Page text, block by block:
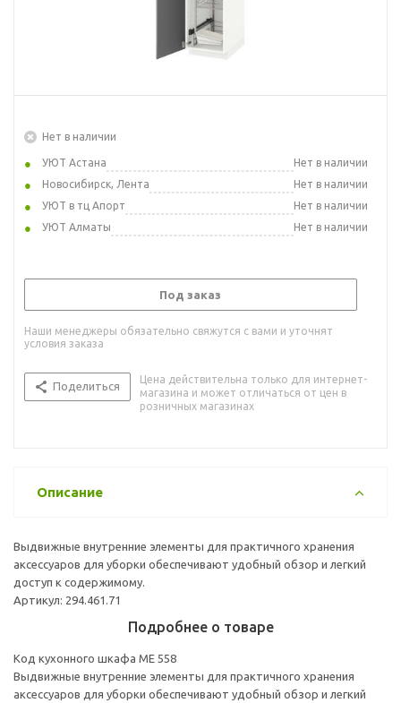
Нет в наличии
УЮТ Астана
Нет в наличии
Новосибирск, Лента
Нет в наличии
УЮТ в тц Апорт
Нет в наличии
УЮТ Алматы
Нет в наличии
Под заказ
Наши менеджеры обязательно свяжутся с вами и уточнят
условия заказа
Поделиться
Цена действительна только для интернет-
магазина и может отличаться от цен в
розничных магазинах
Описание
Выдвижные внутренние элементы для практичного хранения
аксессуаров для уборки обеспечивают удобный обзор и легкий
доступ к содержимому.
Артикул: 294.461.71
Подробнее о товаре
Код кухонного шкафа ME 558
Выдвижные внутренние элементы для практичного хранения
аксессуаров для уборки обеспечивают удобный обзор и легкий